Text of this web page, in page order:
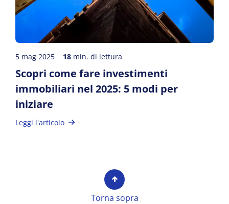
5 mag 2025 18 min. di lettura
Scopri come fare investimenti
immobiliari nel 2025: 5 modi per
iniziare
Leggi l'articolo
Torna sopra